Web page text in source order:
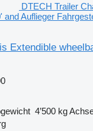
DTECH Trailer
and Auflieger
Extendible
4’500 kg